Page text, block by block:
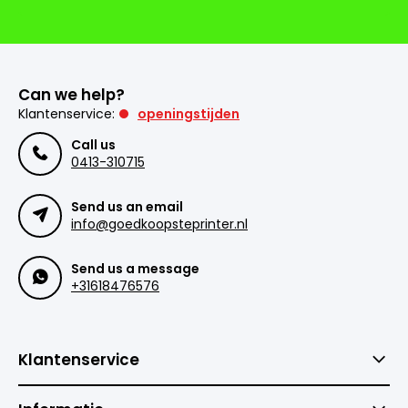
Can we help?
Klantenservice:
openingstijden
Call us
0413-310715
Send us an email
info@goedkoopsteprinter.nl
Send us a message
+31618476576
Klantenservice